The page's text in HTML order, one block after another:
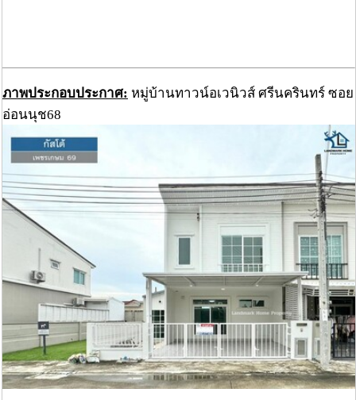
ภาพประกอบประกาศ: หมู่บ้านทาวน์อเวนิวส์ ศรีนครินทร์ ซอย
อ่อนนุช68